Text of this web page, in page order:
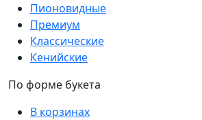
Пионовидные
Премиум
Классические
Кенийские
По форме букета
В корзинах